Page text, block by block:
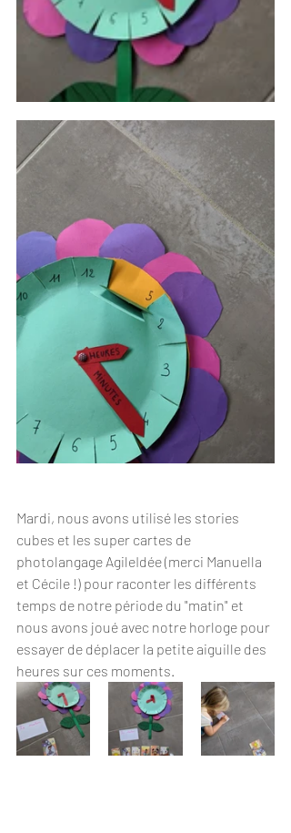
Mardi, nous avons utilisé les stories
cubes et les super cartes de
photolangage AgileIdée (merci Manuella
et Cécile !) pour raconter les différents
temps de notre période du "matin" et
nous avons joué avec notre horloge pour
essayer de déplacer la petite aiguille des
heures sur ces moments.